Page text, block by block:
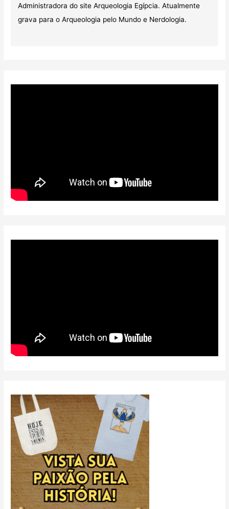
Administradora do site Arqueologia Egípcia. Atualmente
grava para o Arqueologia pelo Mundo e Nerdologia.